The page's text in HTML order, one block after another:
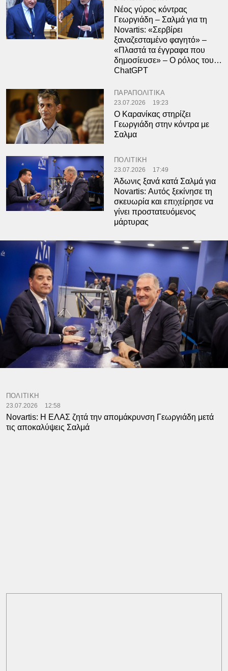
Νέος γύρος κόντρας
Γεωργιάδη – Σαλμά για τη
Novartis: «Σερβίρει
ξαναζεσταμένο φαγητό» –
«Πλαστά τα έγγραφα που
δημοσίευσε» – Ο ρόλος του…
ChatGPT
ΠΑΡΑΠΟΛΙΤΙΚΑ
23.07.2026 19:23
Ο Καρανίκας στηρίζει
Γεωργιάδη στην κόντρα με
Σαλμα
ΠΟΛΙΤΙΚΗ
23.07.2026 17:49
Άδωνις ξανά κατά Σαλμά για
Novartis: Αυτός ξεκίνησε τη
σκευωρία και επιχείρησε να
γίνει προστατευόμενος
μάρτυρας
ΠΟΛΙΤΙΚΗ
23.07.2026 12:58
Novartis: Η ΕΛΑΣ ζητά την απομάκρυνση Γεωργιάδη μετά
τις αποκαλύψεις Σαλμά